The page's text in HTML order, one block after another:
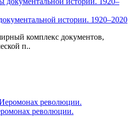
истории. 1920–2020
комплекс документов,
п..
революции.